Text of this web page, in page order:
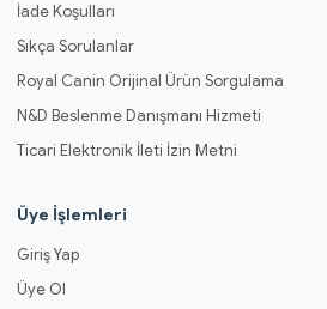
İade Koşulları
Sıkça Sorulanlar
Royal Canin Orijinal Ürün Sorgulama
N&D Beslenme Danışmanı Hizmeti
Ticari Elektronik İleti İzin Metni
Üye İşlemleri
Giriş Yap
Üye Ol